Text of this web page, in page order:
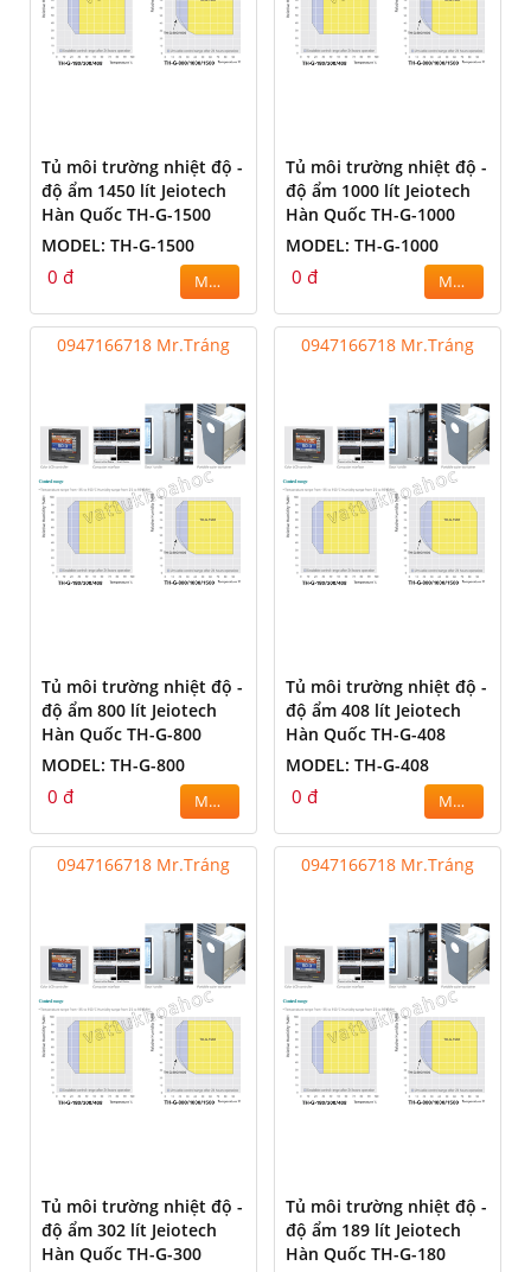
Tủ môi trường nhiệt độ -
độ ẩm 1450 lít Jeiotech
Hàn Quốc TH-G-1500
MODEL: TH-G-1500
0 đ MUA
Tủ môi trường nhiệt độ -
độ ẩm 1000 lít Jeiotech
Hàn Quốc TH-G-1000
MODEL: TH-G-1000
0 đ MUA
0947166718 Mr.Tráng
Tủ môi trường nhiệt độ -
độ ẩm 800 lít Jeiotech
Hàn Quốc TH-G-800
MODEL: TH-G-800
0 đ MUA
0947166718 Mr.Tráng
Tủ môi trường nhiệt độ -
độ ẩm 408 lít Jeiotech
Hàn Quốc TH-G-408
MODEL: TH-G-408
0 đ MUA
0947166718 Mr.Tráng
Tủ môi trường nhiệt độ -
độ ẩm 302 lít Jeiotech
Hàn Quốc TH-G-300
0947166718 Mr.Tráng
Tủ môi trường nhiệt độ -
độ ẩm 189 lít Jeiotech
Hàn Quốc TH-G-180